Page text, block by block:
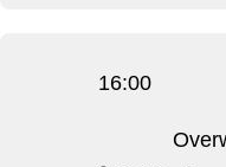
16:00